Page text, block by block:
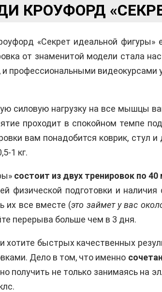
КРОУФОРД
«Секрет идеальной
от знаменитой модели стала
профессиональными видеокурсами
силовую нагрузку на все мышцы
проходит в спокойном темпе
вам понадобится коврик,
1 кг.
состоит из двух тренировок по
физической подготовки и
их все вместе (это займет у вас
перерыва больше чем в 3 дня.
хотите быстрых качественных
Дело в том, что именно
получить не только занимаясь на